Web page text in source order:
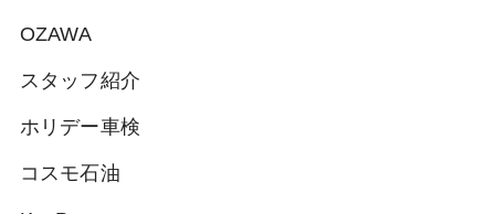
OZAWA
スタッフ紹介
ホリデー車検
コスモ石油